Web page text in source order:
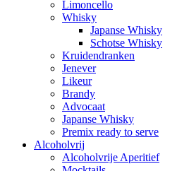
Limoncello
Whisky
Japanse Whisky
Schotse Whisky
Kruidendranken
Jenever
Likeur
Brandy
Advocaat
Japanse Whisky
Premix ready to serve
Alcoholvrij
Alcoholvrije Aperitief